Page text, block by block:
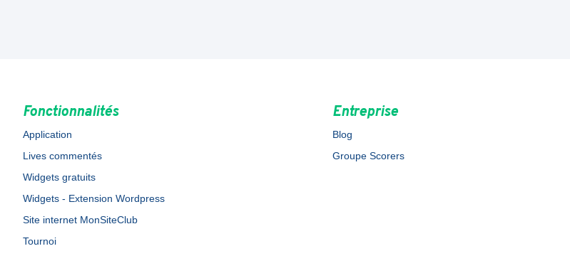
Fonctionnalités
Application
Lives commentés
Widgets gratuits
Widgets - Extension Wordpress
Site internet MonSiteClub
Tournoi
Entreprise
Blog
Groupe Scorers